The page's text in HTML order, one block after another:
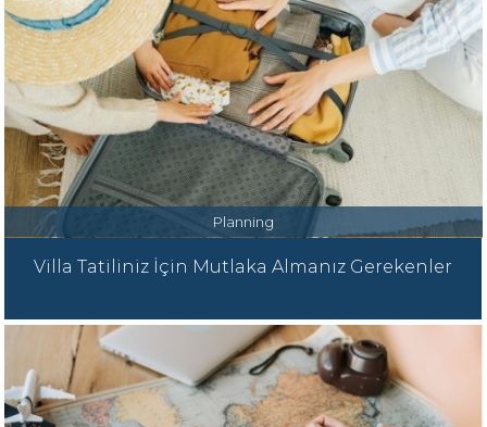
Planning
Villa Tatiliniz İçin Mutlaka Almanız Gerekenler